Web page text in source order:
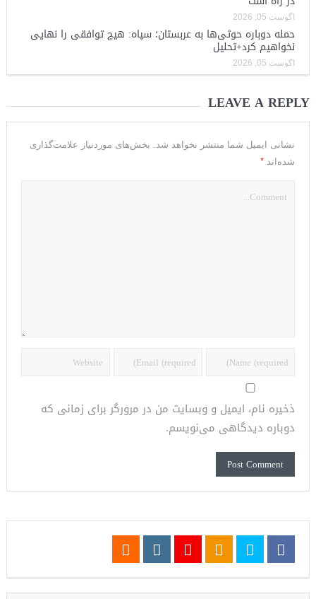
آگوست 05, 2026
حمله دوباره حوثی‌ها به عربستان؛ سپاه: هیچ توافقی را نهایی
نخواهیم کرد+تحلیل
آگوست 05, 2026
LEAVE A REPLY
نشانی ایمیل شما منتشر نخواهد شد. بخش‌های موردنیاز علامت‌گذاری
شده‌اند *
ذخیره نام، ایمیل و وبسایت من در مرورگر برای زمانی که
دوباره دیدگاهی می‌نویسم.